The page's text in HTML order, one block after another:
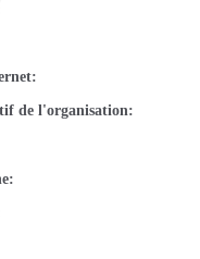
de l'organisation